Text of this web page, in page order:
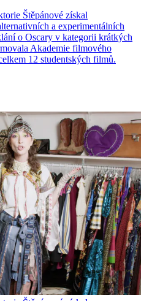
Štěpánové získal
a experimentálních
o Oscary v kategorii krátkých
Akademie filmového
12 studentských filmů.